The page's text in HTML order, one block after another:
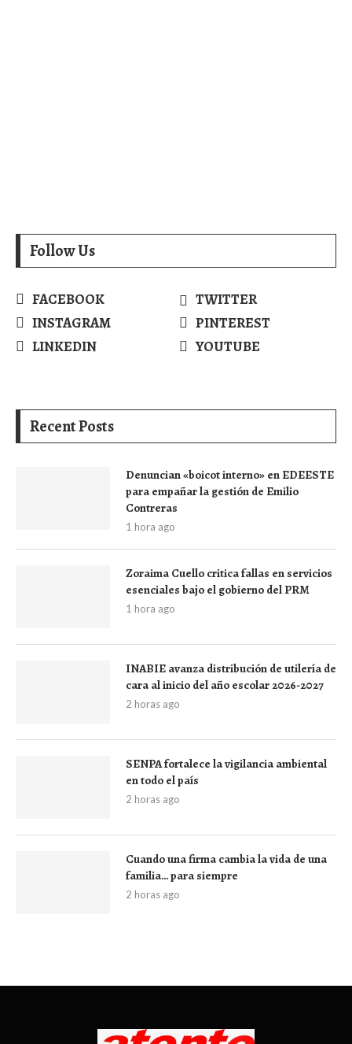
Follow Us
FACEBOOK
TWITTER
INSTAGRAM
PINTEREST
LINKEDIN
YOUTUBE
Recent Posts
Denuncian «boicot interno» en EDEESTE
para empañar la gestión de Emilio
Contreras
1 hora ago
Zoraima Cuello critica fallas en servicios
esenciales bajo el gobierno del PRM
1 hora ago
INABIE avanza distribución de utilería de
cara al inicio del año escolar 2026-2027
2 horas ago
SENPA fortalece la vigilancia ambiental
en todo el país
2 horas ago
Cuando una firma cambia la vida de una
familia… para siempre
2 horas ago